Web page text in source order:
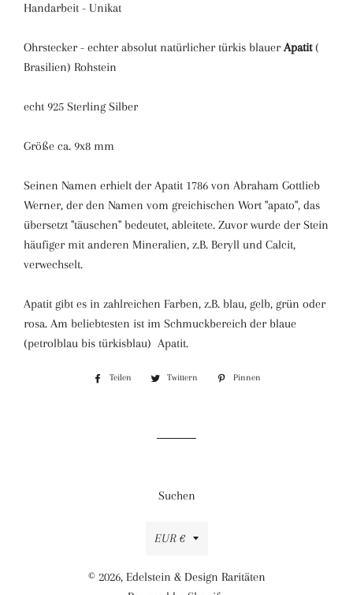
Handarbeit - Unikat
Ohrstecker - echter absolut natürlicher türkis blauerApatit(
Brasilien) Rohstein
echt 925 Sterling Silber
Größe ca. 9x8 mm
Seinen Namen erhielt der Apatit 1786 von Abraham Gottlieb
Werner, der den Namen vom greichischen Wort "apato", das
übersetzt "täuschen" bedeutet, ableitete. Zuvor wurde der Stein
häufiger mit anderen Mineralien, z.B. Beryll und Calcit,
verwechselt.
Apatit gibt es in zahlreichen Farben, z.B. blau, gelb, grün oder
rosa. Am beliebtesten ist im Schmuckbereich der blaue
(petrolblau bis türkisblau) Apatit.
Teilen
Auf
Twittern
Auf
Pinnen
Suchen
Währung
EUR €
© 2026, Edelstein & Design Raritäten